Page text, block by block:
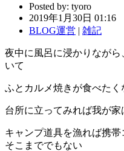
Posted by: tyoro
2019年1月30日 01:16
BLOG運営 | 雑記
夜中に風呂に浸かりなが
いて
ふとカルメ焼きが食べたく
台所に立ってみれば我が
キャンプ道具を漁れば携帯
そこまででもない